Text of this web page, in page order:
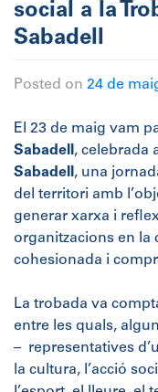
social a la
Sabadell
Posted on 24 de
El 23 de maig vam
Sabadell , celebrada
Sabadell , una
del territori amb
generar xarxa i
organitzacions en la
cohesionada i
La trobada va
entre les quals,
– representatives
la cultura, l’acció